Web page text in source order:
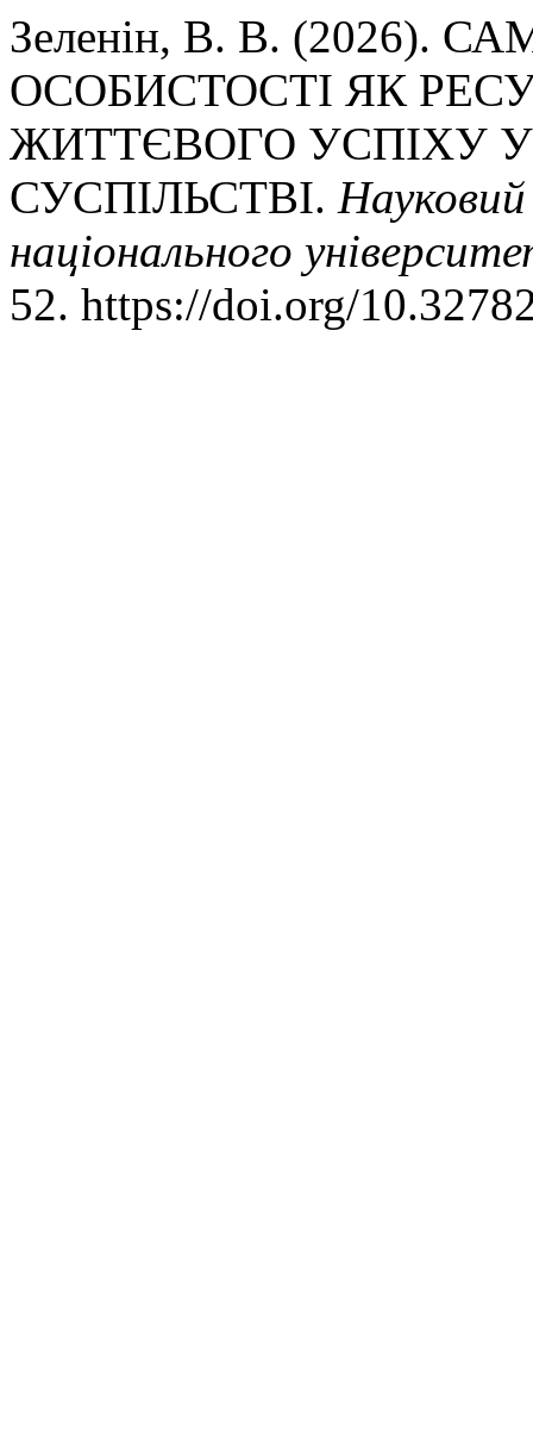
Зеленін, В. В. (2026).
ОСОБИСТОСТІ ЯК
ЖИТТЄВОГО УСПІХУ
СУСПІЛЬСТВІ.
національного
52. https://doi.org/